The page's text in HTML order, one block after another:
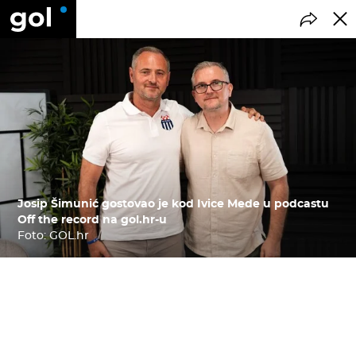
Josip Šimunić gostovao je kod Ivice Mede u podcastu
Off the record na gol.hr-u
Foto: GOL.hr